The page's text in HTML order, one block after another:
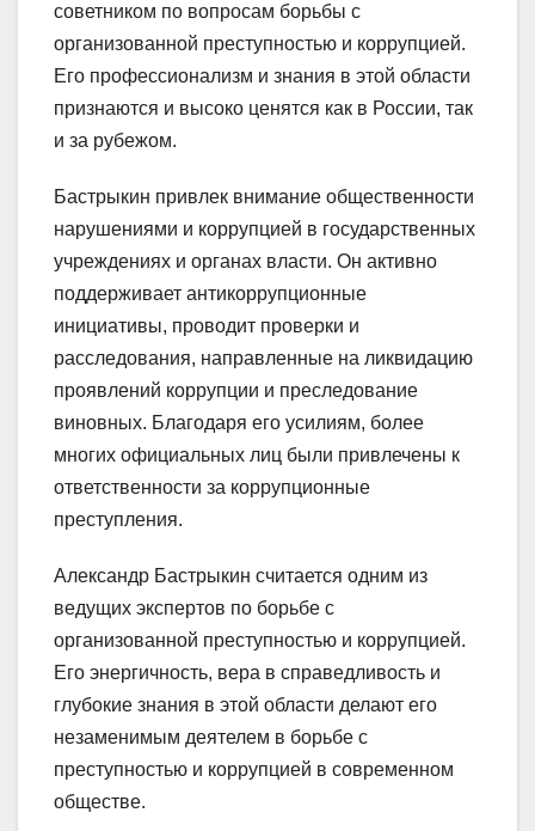
советником по вопросам борьбы с
организованной преступностью и коррупцией.
Его профессионализм и знания в этой области
признаются и высоко ценятся как в России, так
и за рубежом.
Бастрыкин привлек внимание общественности
нарушениями и коррупцией в государственных
учреждениях и органах власти. Он активно
поддерживает антикоррупционные
инициативы, проводит проверки и
расследования, направленные на ликвидацию
проявлений коррупции и преследование
виновных. Благодаря его усилиям, более
многих официальных лиц были привлечены к
ответственности за коррупционные
преступления.
Александр Бастрыкин считается одним из
ведущих экспертов по борьбе с
организованной преступностью и коррупцией.
Его энергичность, вера в справедливость и
глубокие знания в этой области делают его
незаменимым деятелем в борьбе с
преступностью и коррупцией в современном
обществе.